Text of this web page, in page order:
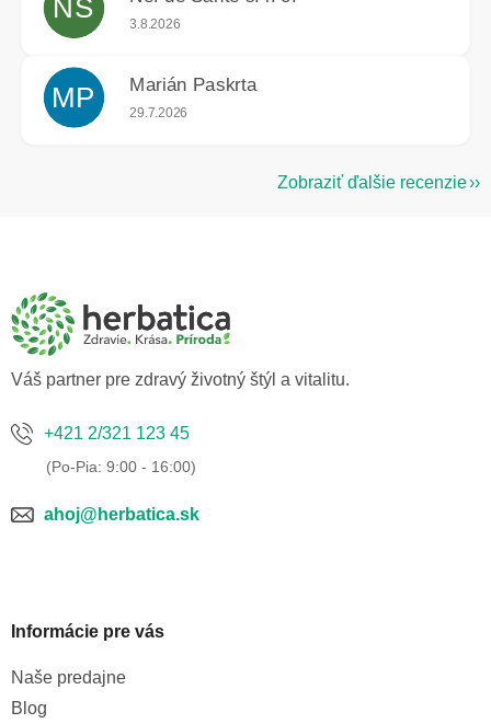
NS Hodnotenie obchodu je 5 z 5 hviezdičiek.
3.8.2026
MP Marián Paskrta
Hodnotenie obchodu je 5 z 5 hviezdičiek.
29.7.2026
Zobraziť ďalšie recenzie
Váš partner pre zdravý životný štýl a vitalitu.
+421 2/321 123 45
ahoj@herbatica.sk
Informácie pre vás
Naše predajne
Blog